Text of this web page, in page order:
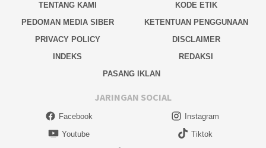
TENTANG KAMI
KODE ETIK
PEDOMAN MEDIA SIBER
KETENTUAN PENGGUNAAN
PRIVACY POLICY
DISCLAIMER
INDEKS
REDAKSI
PASANG IKLAN
JARINGAN SOCIAL
Facebook
Instagram
Youtube
Tiktok